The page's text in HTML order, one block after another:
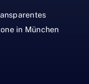
in München